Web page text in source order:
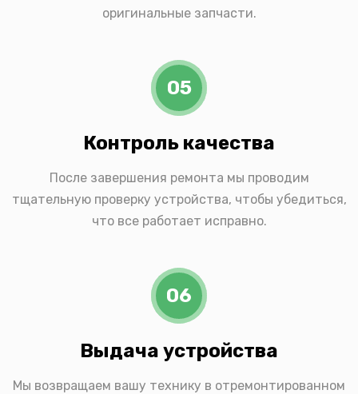
оригинальные запчасти.
05
Контроль качества
После завершения ремонта мы проводим
тщательную проверку устройства, чтобы убедиться,
что все работает исправно.
06
Выдача устройства
Мы возвращаем вашу технику в отремонтированном